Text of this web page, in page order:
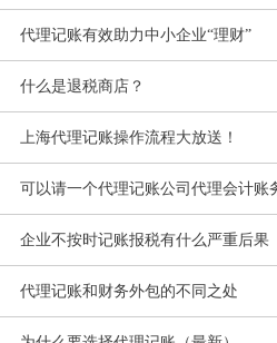
代理记账有效助力中小企业“理财”
什么是退税商店？
上海代理记账操作流程大放送！
可以请一个代理记账公司代理会计账
企业不按时记账报税有什么严重后果
代理记账和财务外包的不同之处